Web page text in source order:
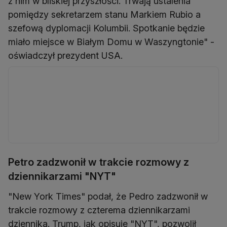
pomiędzy sekretarzem stanu Markiem Rubio a
szefową dyplomacji Kolumbii. Spotkanie będzie
miało miejsce w Białym Domu w Waszyngtonie" -
oświadczył prezydent USA.
Petro zadzwonił w trakcie rozmowy z
dziennikarzami "NYT"
"New York Times" podał, że Pedro zadzwonił w
trakcie rozmowy z czterema dziennikarzami
dziennika. Trump, jak opisuje "NYT", pozwolił